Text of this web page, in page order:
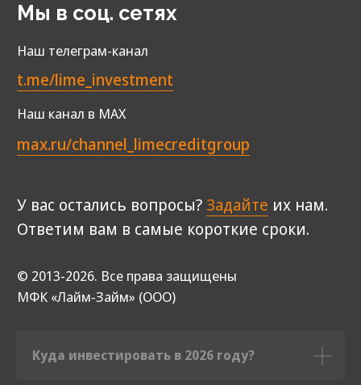
Куда инвестировать в 2026 году?